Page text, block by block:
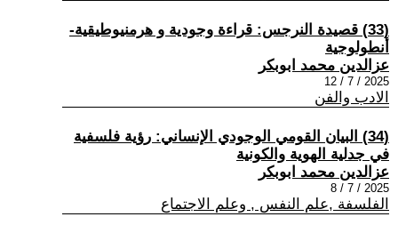
(33) قصيدة النرجس: قراءة وجودية و هرمنيوطيقية-
أنطولوجية
عزالدين محمد ابوبكر
2025 / 7 / 12
الادب والفن
(34) البيان القومي الوجودي الإنساني: رؤية فلسفية
في جدلية الهوية والكونية
عزالدين محمد ابوبكر
2025 / 7 / 8
الفلسفة ,علم النفس , وعلم الاجتماع